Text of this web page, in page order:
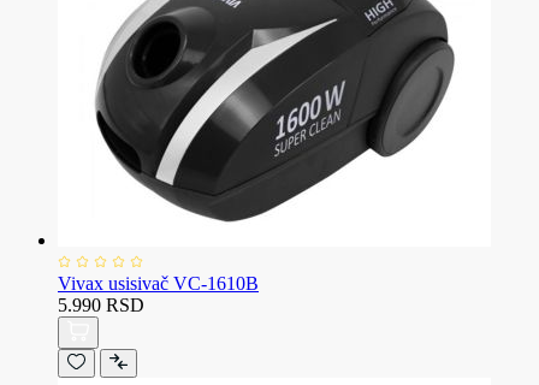
Vivax usisivač VC-1610B
5.990 RSD